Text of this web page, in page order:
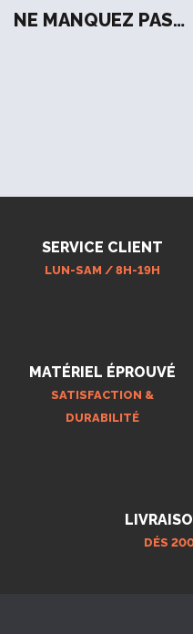
NE MANQUEZ PAS…
SERVICE CLIENT
LUN-SAM / 8H-19H
MATÉRIEL ÉPROUVÉ
SATISFACTION &
DURABILITÉ
DÉS